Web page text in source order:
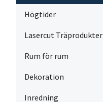
Högtider
Lasercut Träprodukter
Rum för rum
Dekoration
Inredning